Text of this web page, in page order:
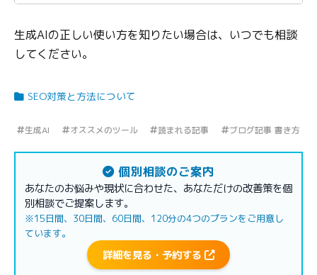
生成AIの正しい使い方を知りたい場合は、いつでも相談
してください。
SEO対策と方法について
生成AI オススメのツール 読まれる記事 ブログ記事 書き方
個別相談のご案内
あなたのお悩みや現状に合わせた、あなただけの改善策を個
別相談でご提案します。
※15日間、30日間、60日間、120分の4つのプランをご用意し
ています。
詳細を見る・予約する